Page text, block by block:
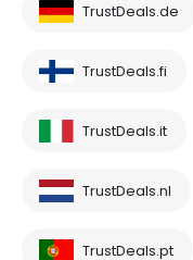
TrustDeals.de
TrustDeals.fi
TrustDeals.it
TrustDeals.nl
TrustDeals.pt